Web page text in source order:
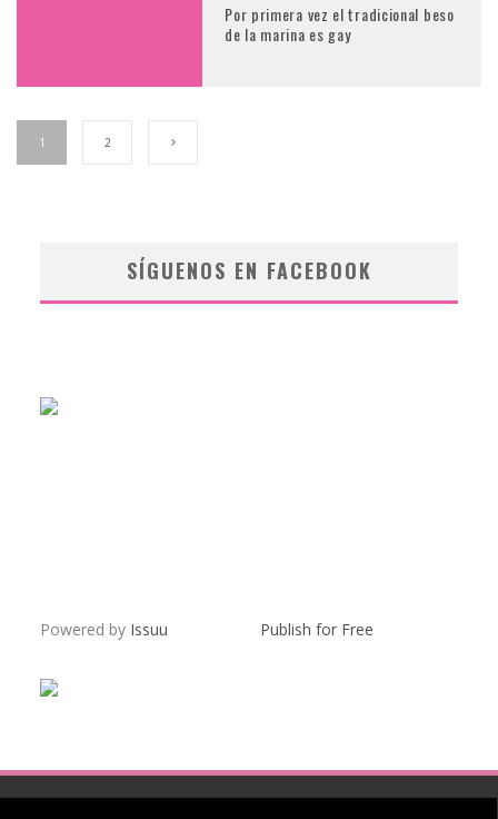
Por primera vez el tradicional beso
de la marina es gay
1 2
SÍGUENOS EN FACEBOOK
Powered by Issuu Publish for Free